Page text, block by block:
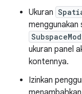
Ukuran
menggunakan
ukuran panel
kontennya.
Izinkan